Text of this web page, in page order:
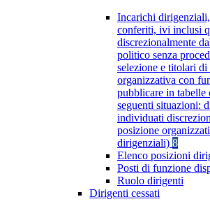
Incarichi
conferiti, ivi inclusi
discrezionalmente
politico senza
selezione e titolari di
organizzativa con
pubblicare in tabelle
seguenti situazioni:
individuati
posizione
dirigenziali) 8
Elenco posizioni
Posti di funzione
Ruolo dirigenti
Dirigenti cessati